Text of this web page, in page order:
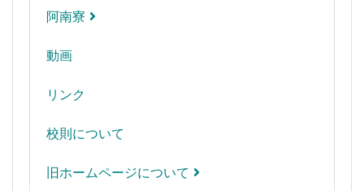
阿南寮
動画
リンク
校則について
旧ホームページについて